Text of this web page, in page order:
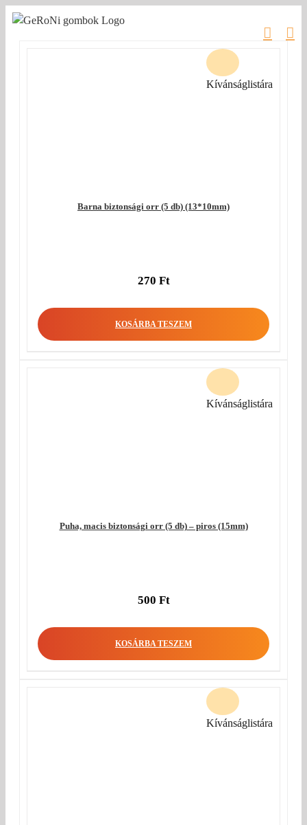
Kihagyás
Barna biztonsági orr (5 db) (13*10mm)
270 Ft
KOSÁRBA TESZEM
Kívánságlistára
Puha, macis biztonsági orr (5 db) – piros (15mm)
500 Ft
KOSÁRBA TESZEM
Kívánságlistára
Kívánságlistára